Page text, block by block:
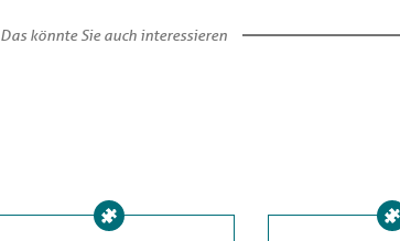
Das könnte Sie auch interessieren